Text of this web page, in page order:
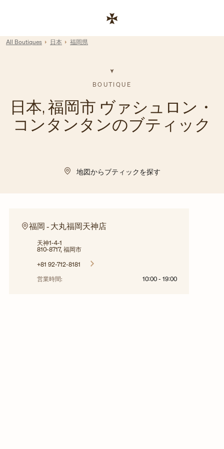
コーポレートサイトへのリンク
Return to Nav
All Boutiques 日本 福岡県
BOUTIQUE
日本, 福岡市 ヴァシュロン・
コンタンタンのブティック
地図からブティックを探す
福岡 ‐ 大丸福岡天神店
天神1-4-1
810-8717, 福岡市
+81 92-712-8181
営業時間:
10:00 - 19:00